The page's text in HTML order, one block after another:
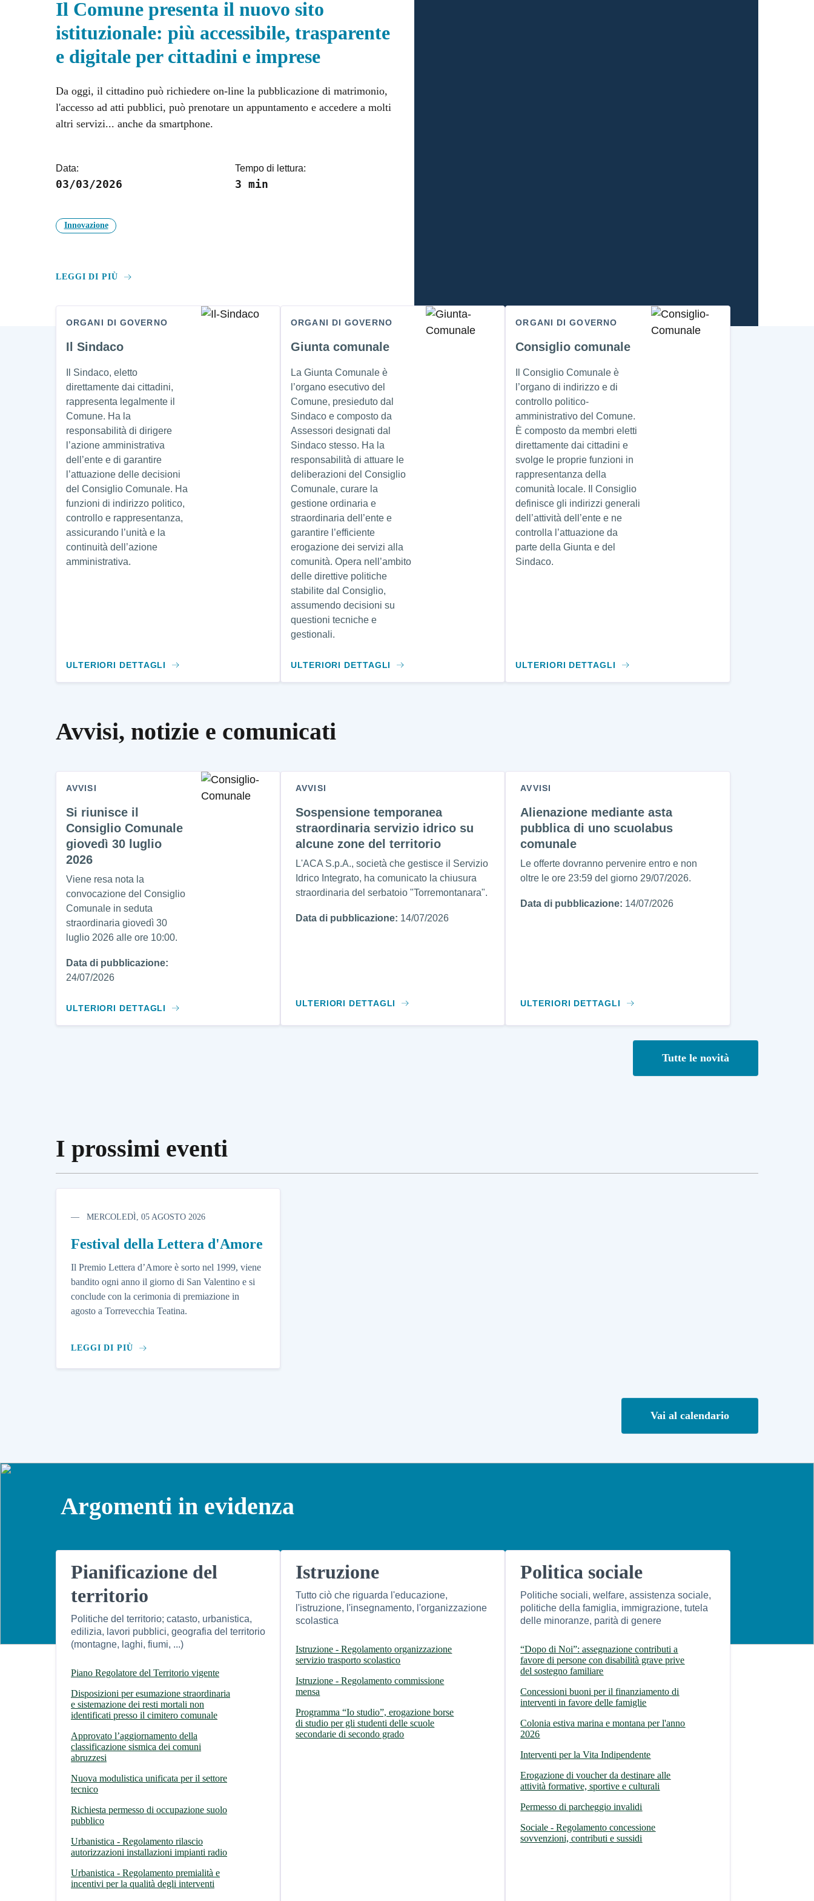
Il Comune presenta il nuovo sito
istituzionale: più accessibile, trasparente
e digitale per cittadini e imprese
Da oggi, il cittadino può richiedere on-line la pubblicazione di matrimonio,
l'accesso ad atti pubblici, può prenotare un appuntamento e accedere a molti
altri servizi... anche da smartphone.
Data:
03/03/2026
Tempo di lettura:
3 min
Innovazione
LEGGI DI PIÙ
Amministrazione
ORGANI DI GOVERNO
Il Sindaco
Il Sindaco, eletto
direttamente dai cittadini,
rappresenta legalmente il
Comune. Ha la
responsabilità di dirigere
l’azione amministrativa
dell’ente e di garantire
l’attuazione delle decisioni
del Consiglio Comunale. Ha
funzioni di indirizzo politico,
controllo e rappresentanza,
assicurando l’unità e la
continuità dell’azione
amministrativa.
ULTERIORI DETTAGLI
ORGANI DI GOVERNO
Giunta comunale
La Giunta Comunale è
l’organo esecutivo del
Comune, presieduto dal
Sindaco e composto da
Assessori designati dal
Sindaco stesso. Ha la
responsabilità di attuare le
deliberazioni del Consiglio
Comunale, curare la
gestione ordinaria e
straordinaria dell’ente e
garantire l’efficiente
erogazione dei servizi alla
comunità. Opera nell’ambito
delle direttive politiche
stabilite dal Consiglio,
assumendo decisioni su
questioni tecniche e
gestionali.
ULTERIORI DETTAGLI
ORGANI DI GOVERNO
Consiglio comunale
Il Consiglio Comunale è
l’organo di indirizzo e di
controllo politico-
amministrativo del Comune.
È composto da membri eletti
direttamente dai cittadini e
svolge le proprie funzioni in
rappresentanza della
comunità locale. Il Consiglio
definisce gli indirizzi generali
dell’attività dell’ente e ne
controlla l’attuazione da
parte della Giunta e del
Sindaco.
ULTERIORI DETTAGLI
Avvisi, notizie e comunicati
AVVISI
Si riunisce il
Consiglio Comunale
giovedì 30 luglio
2026
Viene resa nota la
convocazione del Consiglio
Comunale in seduta
straordinaria giovedì 30
luglio 2026 alle ore 10:00.
Data di pubblicazione:
24/07/2026
ULTERIORI DETTAGLI
AVVISI
Sospensione temporanea
straordinaria servizio idrico su
alcune zone del territorio
L'ACA S.p.A., società che gestisce il Servizio
Idrico Integrato, ha comunicato la chiusura
straordinaria del serbatoio "Torremontanara".
Data di pubblicazione: 14/07/2026
ULTERIORI DETTAGLI
AVVISI
Alienazione mediante asta
pubblica di uno scuolabus
comunale
Le offerte dovranno pervenire entro e non
oltre le ore 23:59 del giorno 29/07/2026.
Data di pubblicazione: 14/07/2026
ULTERIORI DETTAGLI
Tutte le novità
I prossimi eventi
MERCOLEDÌ, 05 AGOSTO 2026
Festival della Lettera d'Amore
Il Premio Lettera d’Amore è sorto nel 1999, viene
bandito ogni anno il giorno di San Valentino e si
conclude con la cerimonia di premiazione in
agosto a Torrevecchia Teatina.
LEGGI DI PIÙ
Vai al calendario
Argomenti in evidenza
Pianificazione del
territorio
Politiche del territorio; catasto, urbanistica,
edilizia, lavori pubblici, geografia del territorio
(montagne, laghi, fiumi, ...)
Piano Regolatore del Territorio vigente
Disposizioni per esumazione straordinaria
e sistemazione dei resti mortali non
identificati presso il cimitero comunale
Approvato l’aggiornamento della
classificazione sismica dei comuni
abruzzesi
Nuova modulistica unificata per il settore
tecnico
Richiesta permesso di occupazione suolo
pubblico
Urbanistica - Regolamento rilascio
autorizzazioni installazioni impianti radio
Urbanistica - Regolamento premialità e
incentivi per la qualità degli interventi
Istruzione
Tutto ciò che riguarda l'educazione,
l'istruzione, l'insegnamento, l'organizzazione
scolastica
Istruzione - Regolamento organizzazione
servizio trasporto scolastico
Istruzione - Regolamento commissione
mensa
Programma “Io studio”, erogazione borse
di studio per gli studenti delle scuole
secondarie di secondo grado
Politica sociale
Politiche sociali, welfare, assistenza sociale,
politiche della famiglia, immigrazione, tutela
delle minoranze, parità di genere
“Dopo di Noi”: assegnazione contributi a
favore di persone con disabilità grave prive
del sostegno familiare
Concessioni buoni per il finanziamento di
interventi in favore delle famiglie
Colonia estiva marina e montana per l'anno
2026
Interventi per la Vita Indipendente
Erogazione di voucher da destinare alle
attività formative, sportive e culturali
Permesso di parcheggio invalidi
Sociale - Regolamento concessione
sovvenzioni, contributi e sussidi